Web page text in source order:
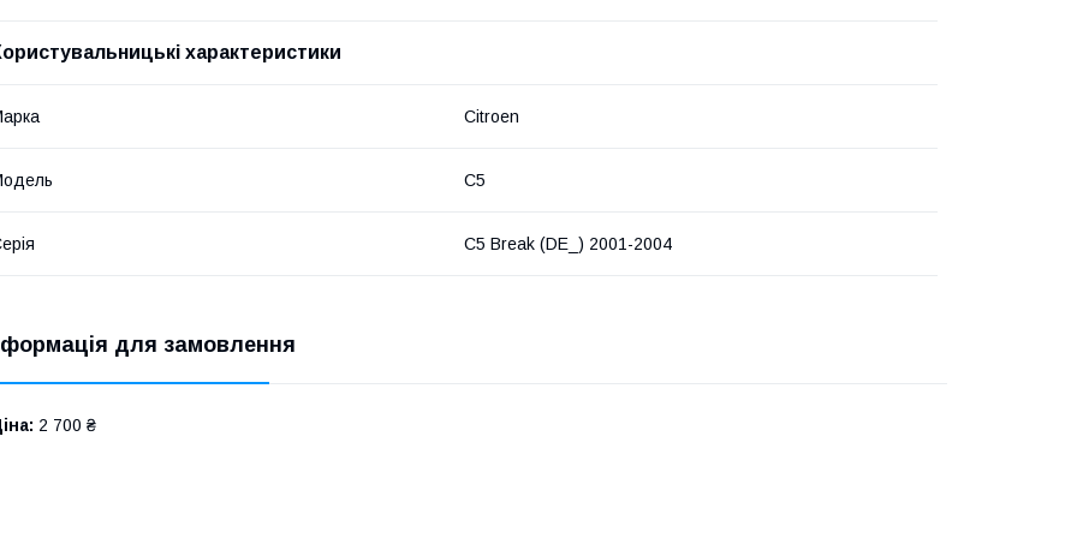
характеристики
Citroen
C5
C5 Break (DE_) 2001-2004
для замовлення
2 700 ₴